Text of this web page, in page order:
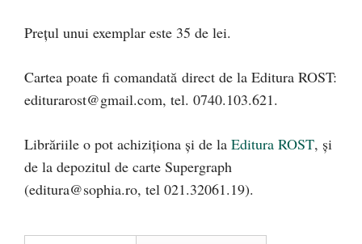
Prețul unui exemplar este 35 de lei.
Cartea poate fi comandată direct de la Editura ROST:
editurarost@gmail.com, tel. 0740.103.621.
Librăriile o pot achiziţiona şi de la Editura ROST, și
de la depozitul de carte Supergraph
(editura@sophia.ro, tel 021.32061.19).